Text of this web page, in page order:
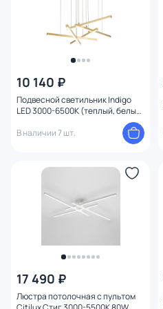
10 140 ₽
Подвесной светильник Indigo
LED 3000-6500К (теплый, белый,
В наличии 7 шт.
17 490 ₽
Люстра потолочная с пультом
Вид рассеивателя
Форма плафона
Количество плафонов
Оформление
Способ крепления
Конструкция
Мощность ламп